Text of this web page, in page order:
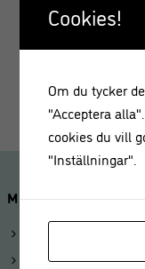
knäpplock som du
MINA SIDOR
Mitt konto
Cookies!
Om du tycker
"Acceptera
cookies du vill
"Inställningar".